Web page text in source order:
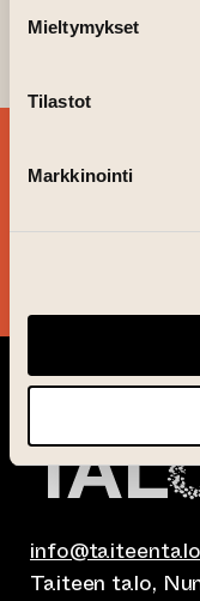
Mieltymykset
Tilastot
Markkinointi
The discussion
SIGN UP
Taiteen talo,